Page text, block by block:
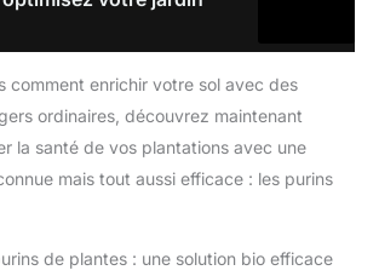
comment enrichir votre sol avec des
ordinaires, découvrez maintenant
la santé de vos plantations avec une
mais tout aussi efficace : les purins
de plantes : une solution bio efficace